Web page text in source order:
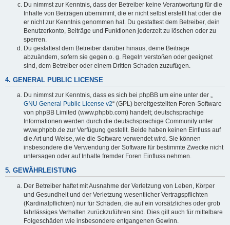
Du nimmst zur Kenntnis, dass der Betreiber keine Verantwortung für die
Inhalte von Beiträgen übernimmt, die er nicht selbst erstellt hat oder die
er nicht zur Kenntnis genommen hat. Du gestattest dem Betreiber, dein
Benutzerkonto, Beiträge und Funktionen jederzeit zu löschen oder zu
sperren.
Du gestattest dem Betreiber darüber hinaus, deine Beiträge
abzuändern, sofern sie gegen o. g. Regeln verstoßen oder geeignet
sind, dem Betreiber oder einem Dritten Schaden zuzufügen.
4. GENERAL PUBLIC LICENSE
Du nimmst zur Kenntnis, dass es sich bei phpBB um eine unter der „
GNU General Public License v2“ (GPL) bereitgestellten Foren-Software
von phpBB Limited (www.phpbb.com) handelt; deutschsprachige
Informationen werden durch die deutschsprachige Community unter
www.phpbb.de zur Verfügung gestellt. Beide haben keinen Einfluss auf
die Art und Weise, wie die Software verwendet wird. Sie können
insbesondere die Verwendung der Software für bestimmte Zwecke nicht
untersagen oder auf Inhalte fremder Foren Einfluss nehmen.
5. GEWÄHRLEISTUNG
Der Betreiber haftet mit Ausnahme der Verletzung von Leben, Körper
und Gesundheit und der Verletzung wesentlicher Vertragspflichten
(Kardinalpflichten) nur für Schäden, die auf ein vorsätzliches oder grob
fahrlässiges Verhalten zurückzuführen sind. Dies gilt auch für mittelbare
Folgeschäden wie insbesondere entgangenen Gewinn.